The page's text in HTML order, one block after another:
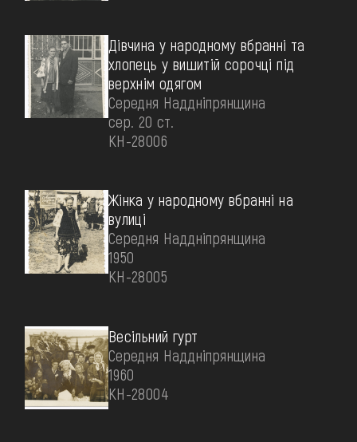
Дівчина у народному вбранні та
хлопець у вишитій сорочці під
верхнім одягом
Середня Наддніпрянщина
сер. 20 ст.
КН-28006
Жінка у народному вбранні на
вулиці
Середня Наддніпрянщина
1950
КН-28005
Весільний гурт
Середня Наддніпрянщина
1960
КН-28004